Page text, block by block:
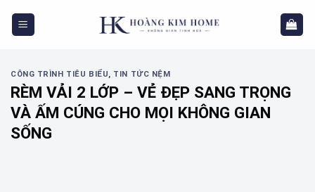
CÔNG TRÌNH TIÊU BIỂU, TIN TỨC NỆM
RÈM VẢI 2 LỚP – VẺ ĐẸP SANG TRỌNG
VÀ ẤM CÚNG CHO MỌI KHÔNG GIAN
SỐNG